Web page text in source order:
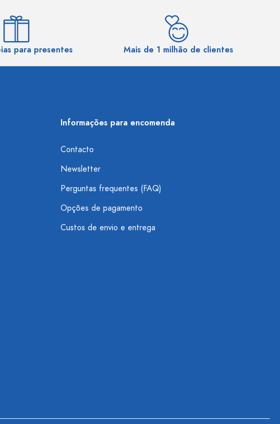
para presentes Mais de 1 milhão de clientes
Informações para encomenda
Contacto
Newsletter
Perguntas frequentes (FAQ)
Opções de pagamento
Custos de envio e entrega